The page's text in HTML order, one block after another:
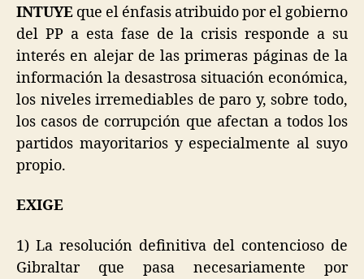
INTUYE que el énfasis atribuido por el gobierno
del PP a esta fase de la crisis responde a su
interés en alejar de las primeras páginas de la
información la desastrosa situación económica,
los niveles irremediables de paro y, sobre todo,
los casos de corrupción que afectan a todos los
partidos mayoritarios y especialmente al suyo
propio.
EXIGE
1) La resolución definitiva del contencioso de
Gibraltar que pasa necesariamente por